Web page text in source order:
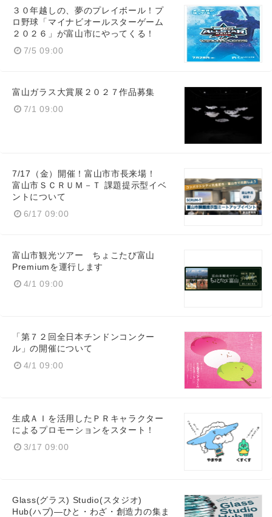
３０年越しの、夢のプレイボール！プ
ロ野球「マイナビオールスターゲーム
２０２６」が富山市にやってくる！
7/5 09:00
富山ガラス大賞展２０２７作品募集
7/1 09:00
7/17（金）開催！富山市市長来場！
富山市ＳＣＲＵＭ－Ｔ 課題提示型イベ
ントについて
6/17 09:00
富山市観光ツアー ちょこたび富山
Premiumを運行します
4/1 09:00
「第７２回全日本チンドンコンクー
ル」の開催について
4/1 09:00
生成ＡＩを活用したＰＲキャラクター
によるプロモーションをスタート！
3/17 09:00
Glass(グラス) Studio(スタジオ)
Hub(ハブ)―ひと・わざ・創造力の集ま
Japanese